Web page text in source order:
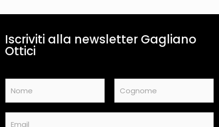
Iscriviti alla newsletter Gagliano
Ottici
m
Nome Cognome